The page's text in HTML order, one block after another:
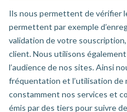
Ils nous permettent de vérifier
permettent par exemple
validation de votre
client. Nous utilisons
l’audience de nos sites. Ainsi
fréquentation et l’utilisation de
constamment nos services et
émis par des tiers pour suivre